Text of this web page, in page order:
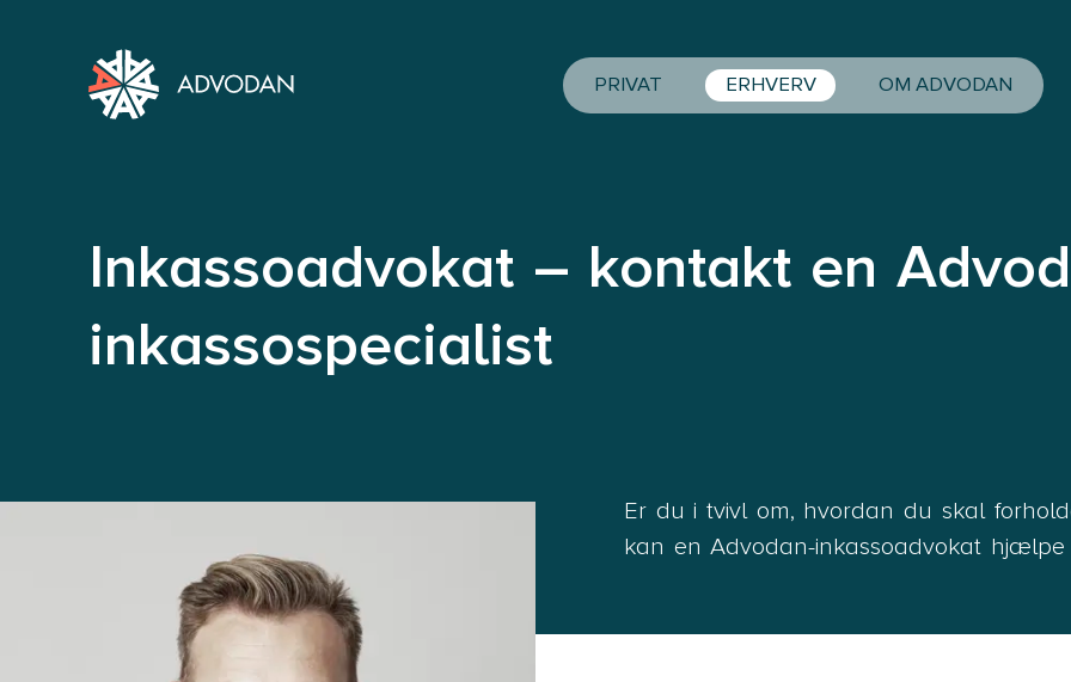
PRIVAT ERHVERV OM ADVODAN
Inkassoadvokat – kontakt en
inkassospecialist
Er du i tvivl om, hvordan du skal
kan en Advodan-inkassoadvokat hjælpe